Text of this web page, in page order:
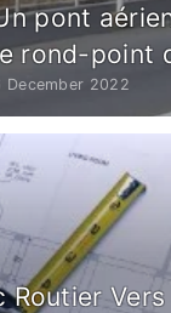
pont
rond-point
December 2022
Routier Vers